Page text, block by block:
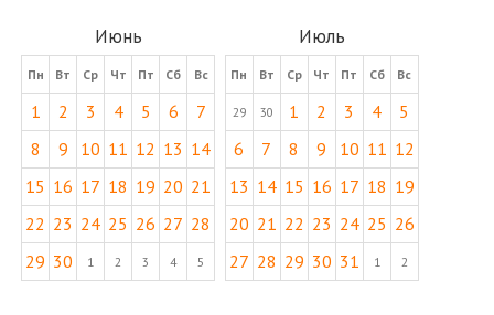
Июнь
Пн Вт Ср Чт Пт Сб Вс
1 2 3 4 5 6
7
8
9 10 11 12 13 14
15 16 17 18 19 20 21
22 23 24 25 26 27 28
29 30 1 2 3 4 5
Июль
Пн Вт Ср Чт Пт Сб Вс
29 30 1 2 3 4
5
6
7 8 9 10 11 12
13 14 15 16 17 18 19
20 21 22 23 24 25 26
27 28 29 30 31 1 2